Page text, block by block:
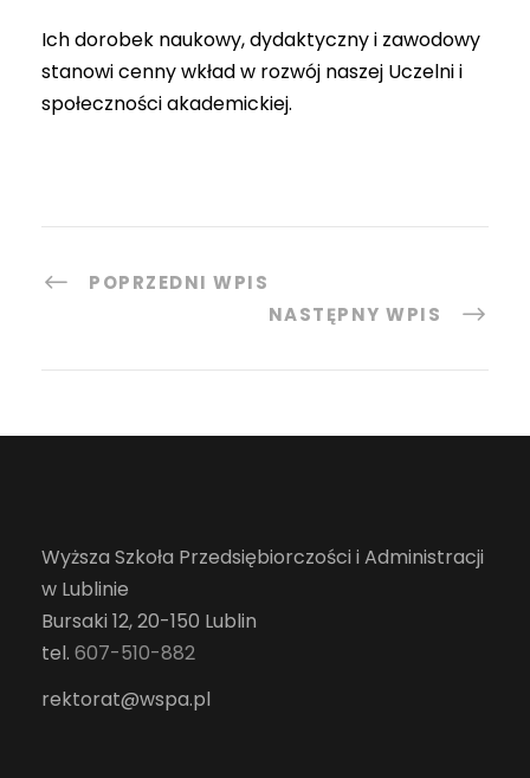
Ich dorobek naukowy, dydaktyczny i zawodowy
stanowi cenny wkład w rozwój naszej Uczelni i
społeczności akademickiej.
POPRZEDNI WPIS
NASTĘPNY WPIS
Wyższa Szkoła Przedsiębiorczości i Administracji
w Lublinie
Bursaki 12, 20-150 Lublin
tel. 607-510-882
rektorat@wspa.pl